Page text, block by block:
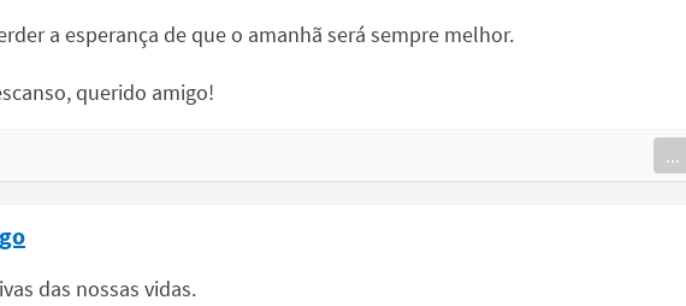
a esperança de que o amanhã será sempre melhor.
querido amigo!
...
das nossas vidas.